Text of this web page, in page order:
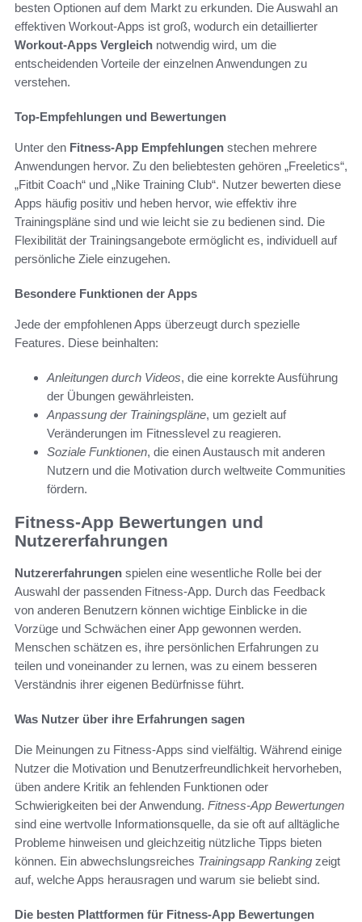
besten Optionen auf dem Markt zu erkunden. Die Auswahl an
effektiven Workout-Apps ist groß, wodurch ein detaillierter
Workout-Apps Vergleich notwendig wird, um die
entscheidenden Vorteile der einzelnen Anwendungen zu
verstehen.
Top-Empfehlungen und Bewertungen
Unter den Fitness-App Empfehlungen stechen mehrere
Anwendungen hervor. Zu den beliebtesten gehören „Freeletics“,
„Fitbit Coach“ und „Nike Training Club“. Nutzer bewerten diese
Apps häufig positiv und heben hervor, wie effektiv ihre
Trainingspläne sind und wie leicht sie zu bedienen sind. Die
Flexibilität der Trainingsangebote ermöglicht es, individuell auf
persönliche Ziele einzugehen.
Besondere Funktionen der Apps
Jede der empfohlenen Apps überzeugt durch spezielle
Features. Diese beinhalten:
Anleitungen durch Videos, die eine korrekte Ausführung
der Übungen gewährleisten.
Anpassung der Trainingspläne, um gezielt auf
Veränderungen im Fitnesslevel zu reagieren.
Soziale Funktionen, die einen Austausch mit anderen
Nutzern und die Motivation durch weltweite Communities
fördern.
Fitness-App Bewertungen und
Nutzererfahrungen
Nutzererfahrungen spielen eine wesentliche Rolle bei der
Auswahl der passenden Fitness-App. Durch das Feedback
von anderen Benutzern können wichtige Einblicke in die
Vorzüge und Schwächen einer App gewonnen werden.
Menschen schätzen es, ihre persönlichen Erfahrungen zu
teilen und voneinander zu lernen, was zu einem besseren
Verständnis ihrer eigenen Bedürfnisse führt.
Was Nutzer über ihre Erfahrungen sagen
Die Meinungen zu Fitness-Apps sind vielfältig. Während einige
Nutzer die Motivation und Benutzerfreundlichkeit hervorheben,
üben andere Kritik an fehlenden Funktionen oder
Schwierigkeiten bei der Anwendung. Fitness-App Bewertungen
sind eine wertvolle Informationsquelle, da sie oft auf alltägliche
Probleme hinweisen und gleichzeitig nützliche Tipps bieten
können. Ein abwechslungsreiches Trainingsapp Ranking zeigt
auf, welche Apps herausragen und warum sie beliebt sind.
Die besten Plattformen für Fitness-App Bewertungen